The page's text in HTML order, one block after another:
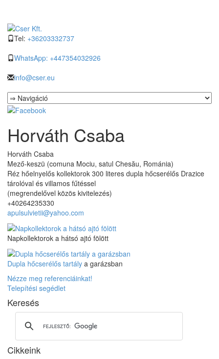
Tel: +36203332737
WhatsApp: +447354032926
info@cser.eu
Horváth Csaba
Horváth Csaba
Mező-keszü (comuna Mociu, satul Chesău, Románia)
Réz hőelnyelős kollektorok 300 literes dupla hőcserélős Drazice
tárolóval és villamos fűtéssel
(megrendelővel közös kivitelezés)
+40264235330
apulsulvietii@yahoo.com
Napkollektorok a hátsó ajtó fölött
Dupla hőcserélős tartály a garázsban
Nézze meg referenciáinkat!
Telepítési segédlet
Keresés
Cikkeink